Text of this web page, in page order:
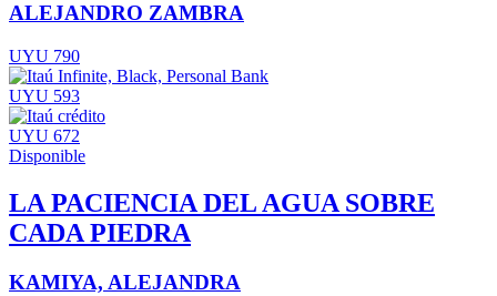
ALEJANDRO ZAMBRA
UYU 790
UYU 593
UYU 672
Disponible
LA PACIENCIA DEL AGUA SOBRE
CADA PIEDRA
KAMIYA, ALEJANDRA